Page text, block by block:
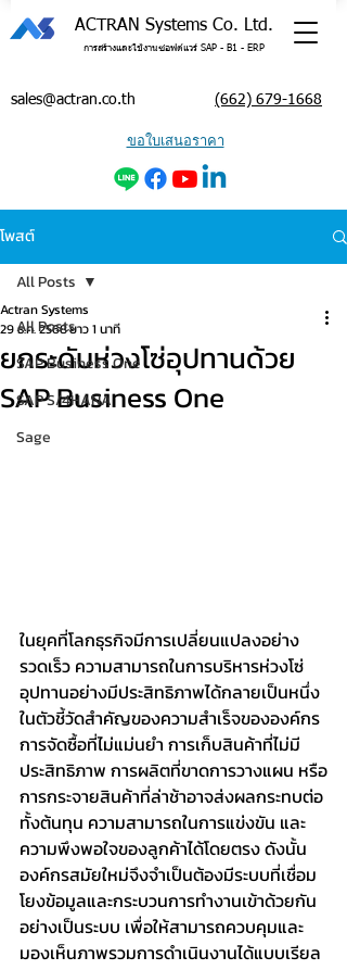
ACTRAN Systems Co. Ltd.
การสร้างและใช้งานซอฟต์แวร์ SAP - B1 - ERP
sales@actran.co.th (662) 679-1668
ขอใบเสนอราคา
โพสต์
All Posts
SAP Business One
SAP S/4HANA
Sage
All Posts
ยกระดับห่วงโซ่อุปทานด้วย
SAP Business One
Actran Systems
29 ธ.ค. 2568ยาว 1 นาที
ในยุคที่โลกธุรกิจมีการเปลี่ยนแปลงอย่าง
รวดเร็ว ความสามารถในการบริหารห่วงโซ่
อุปทานอย่างมีประสิทธิภาพได้กลายเป็นหนึ่ง
ในตัวชี้วัดสำคัญของความสำเร็จขององค์กร
การจัดซื้อที่ไม่แม่นยำ การเก็บสินค้าที่ไม่มี
ประสิทธิภาพ การผลิตที่ขาดการวางแผน หรือ
การกระจายสินค้าที่ล่าช้าอาจส่งผลกระทบต่อ
ทั้งต้นทุน ความสามารถในการแข่งขัน และ
ความพึงพอใจของลูกค้าได้โดยตรง ดังนั้น
องค์กรสมัยใหม่จึงจำเป็นต้องมีระบบที่เชื่อม
โยงข้อมูลและกระบวนการทำงานเข้าด้วยกัน
อย่างเป็นระบบ เพื่อให้สามารถควบคุมและ
มองเห็นภาพรวมการดำเนินงานได้แบบเรียล